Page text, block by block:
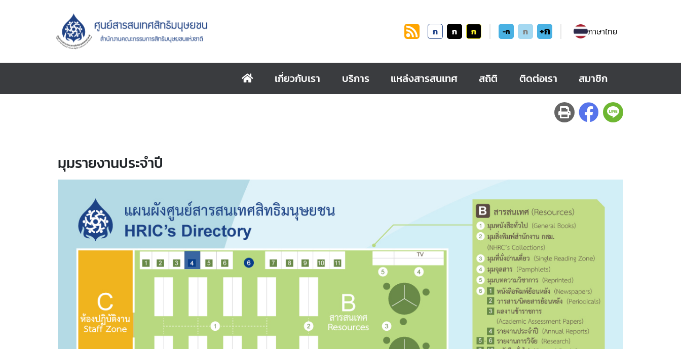
ก ก ก -ก ก +ก ภาษาไทย
เกี่ยวกับเรา บริการ แหล่งสารสนเทศ สถิติ ติดต่อเรา สมาชิก
มุมรายงานประจำปี